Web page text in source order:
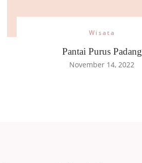
Wisata
Pantai Purus Padang
November 14, 2022